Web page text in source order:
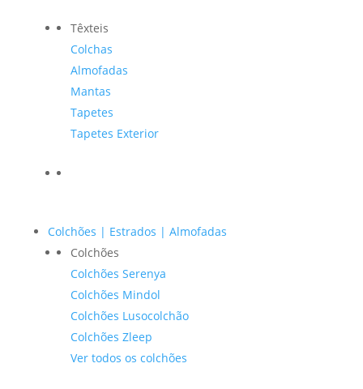
Têxteis
Colchas
Almofadas
Mantas
Tapetes
Tapetes Exterior
Colchões | Estrados | Almofadas
Colchões
Colchões Serenya
Colchões Mindol
Colchões Lusocolchão
Colchões Zleep
Ver todos os colchões